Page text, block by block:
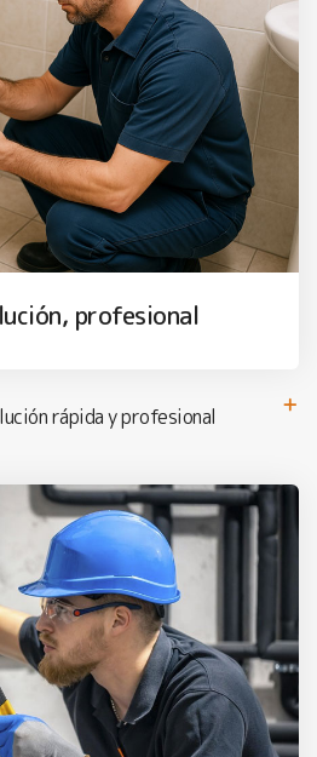
profesional
rápida y profesional